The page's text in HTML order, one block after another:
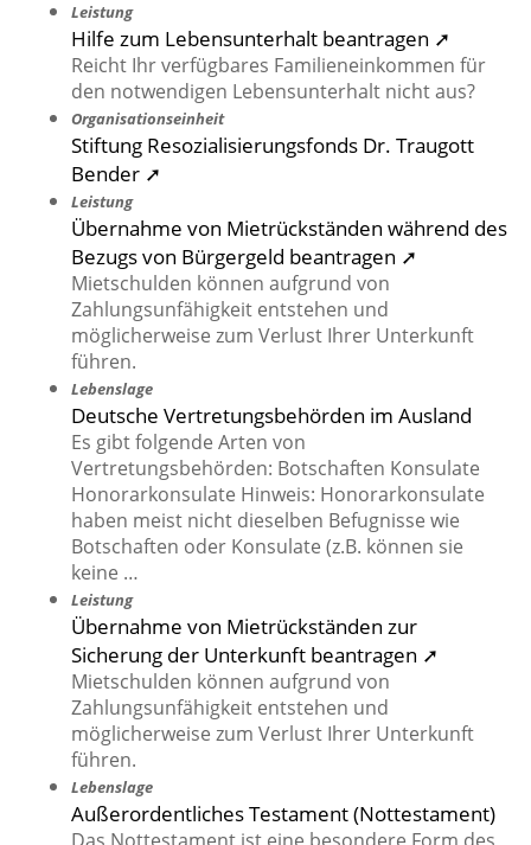
Leistung
Hilfe zum Lebensunterhalt beantragen ➚
Reicht Ihr verfügbares Familieneinkommen für
den notwendigen Lebensunterhalt nicht aus?
Organisationseinheit
Stiftung Resozialisierungsfonds Dr. Traugott
Bender ➚
Leistung
Übernahme von Mietrückständen während des
Bezugs von Bürgergeld beantragen ➚
Mietschulden können aufgrund von
Zahlungsunfähigkeit entstehen und
möglicherweise zum Verlust Ihrer Unterkunft
führen.
Lebenslage
Deutsche Vertretungsbehörden im Ausland
Es gibt folgende Arten von
Vertretungsbehörden: Botschaften Konsulate
Honorarkonsulate Hinweis: Honorarkonsulate
haben meist nicht dieselben Befugnisse wie
Botschaften oder Konsulate (z.B. können sie
keine …
Leistung
Übernahme von Mietrückständen zur
Sicherung der Unterkunft beantragen ➚
Mietschulden können aufgrund von
Zahlungsunfähigkeit entstehen und
möglicherweise zum Verlust Ihrer Unterkunft
führen.
Lebenslage
Außerordentliches Testament (Nottestament)